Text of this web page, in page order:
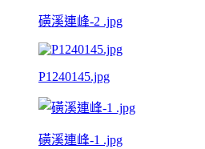
磺溪連峰-2 .jpg
P1240145.jpg
磺溪連峰-1 .jpg